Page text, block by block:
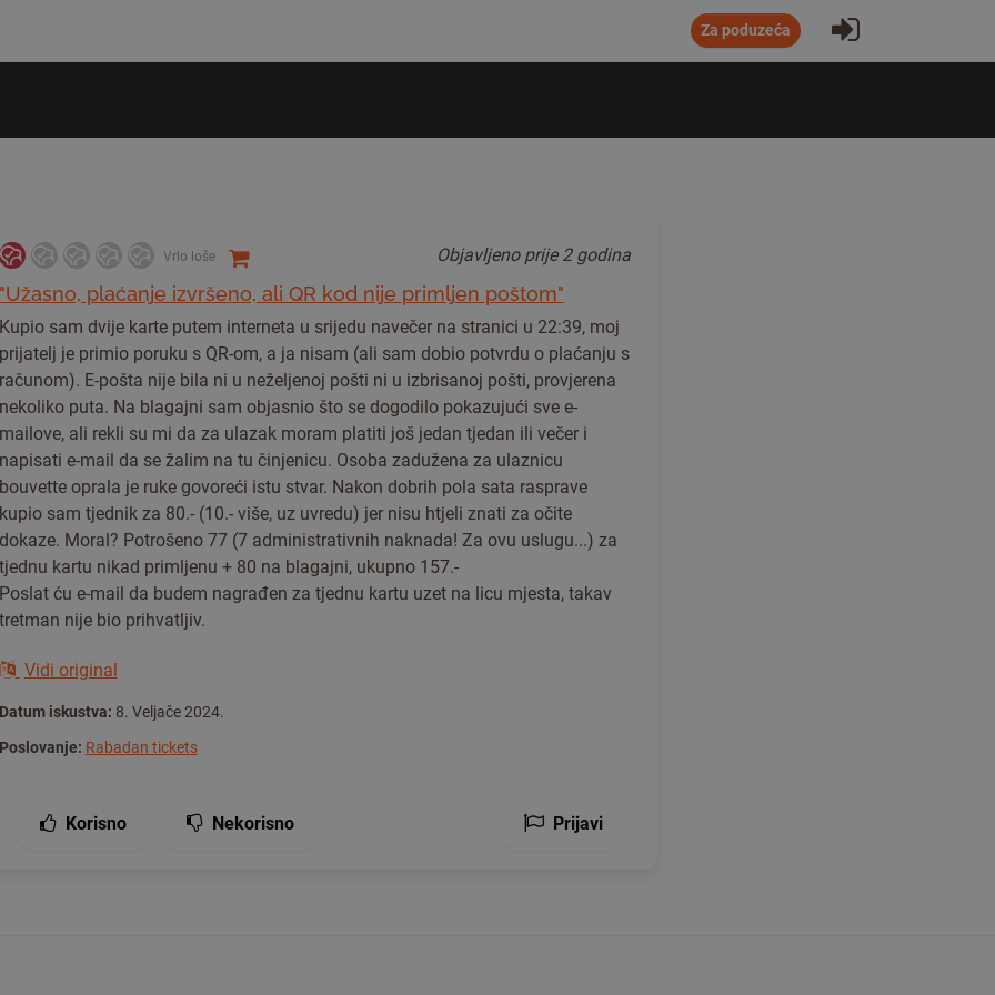
Za poduzeća Prijavite se
Vrlo loše Objavljeno prije 2 godina
"Užasno, plaćanje izvršeno, ali QR kod nije primljen poštom"
Kupio sam dvije karte putem interneta u srijedu navečer na stranici u 22:39, moj
prijatelj je primio poruku s QR-om, a ja nisam (ali sam dobio potvrdu o plaćanju s
računom). E-pošta nije bila ni u neželjenoj pošti ni u izbrisanoj pošti, provjerena
nekoliko puta. Na blagajni sam objasnio što se dogodilo pokazujući sve e-
mailove, ali rekli su mi da za ulazak moram platiti još jedan tjedan ili večer i
napisati e-mail da se žalim na tu činjenicu. Osoba zadužena za ulaznicu
bouvette oprala je ruke govoreći istu stvar. Nakon dobrih pola sata rasprave
kupio sam tjednik za 80.- (10.- više, uz uvredu) jer nisu htjeli znati za očite
dokaze. Moral? Potrošeno 77 (7 administrativnih naknada! Za ovu uslugu...) za
tjednu kartu nikad primljenu + 80 na blagajni, ukupno 157.-
Poslat ću e-mail da budem nagrađen za tjednu kartu uzet na licu mjesta, takav
tretman nije bio prihvatljiv.
Vidi original
Datum iskustva: 8. Veljače 2024.
Poslovanje: Rabadan tickets
Korisno Nekorisno Prijavi